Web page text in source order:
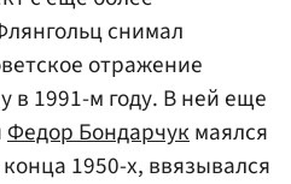
снимал
отражение
в 1991-м году. В ней еще
Федор Бондарчукмаялся
1950-х, ввязывался